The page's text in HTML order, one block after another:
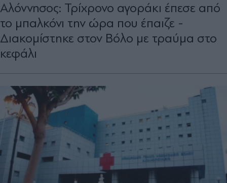
Αλόννησος: Τρίχρονο αγοράκι έπεσε από
το μπαλκόνι την ώρα που έπαιζε -
Διακομίστηκε στον Βόλο με τραύμα στο
κεφάλι